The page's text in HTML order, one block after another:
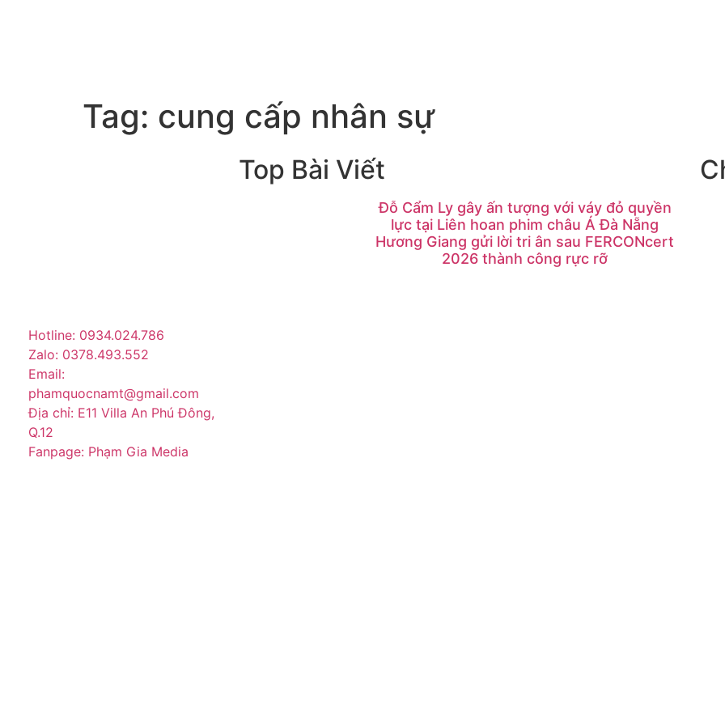
Tag: cung cấp nhân sự
Hotline: 0934.024.786
Zalo: 0378.493.552
Email:
phamquocnamt@gmail.com
Địa chỉ: E11 Villa An Phú Đông,
Q.12
Fanpage: Phạm Gia Media
Top Bài Viết
Đỗ Cẩm Ly gây ấn tượng với váy đỏ quyền
lực tại Liên hoan phim châu Á Đà Nẵng
Hương Giang gửi lời tri ân sau FERCONcert
2026 thành công rực rỡ